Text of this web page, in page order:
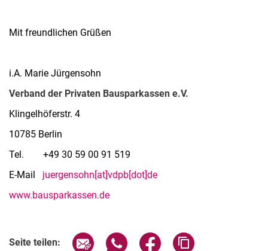
Mit freundlichen Grüßen
i.A. Marie Jürgensohn
Verband der Privaten Bausparkassen e.V.
Klingelhöferstr. 4
10785 Berlin
Tel. +49 30 59 00 91 519
E-Mail juergensohn[at]vdpb[dot]de
www.bausparkassen.de
Seite teilen: Seite über E-Mail teilen
Seite über WhatsApp teilen
Seite über Facebook